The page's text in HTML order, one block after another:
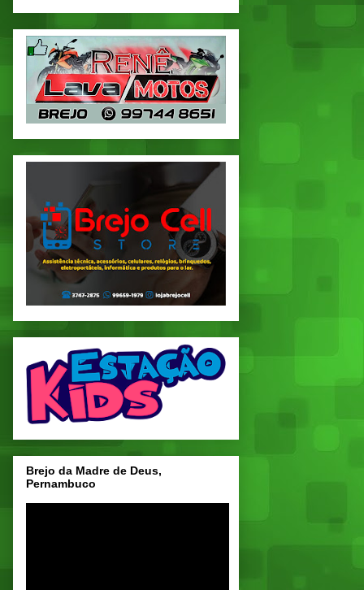
Brejo da Madre de Deus,
Pernambuco